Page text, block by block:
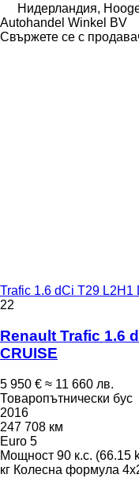
Нидерландия,
Autohandel Winkel BV
Свържете се с
Trafic 1.6 dCi T29 L2H1
22
Renault Trafic 1.6
CRUISE
5 950 € ≈ 11 660 лв.
Товаропътнически бус
2016
247 708 км
Euro 5
Мощност 90 к.с. (66.15
кг Колесна формула